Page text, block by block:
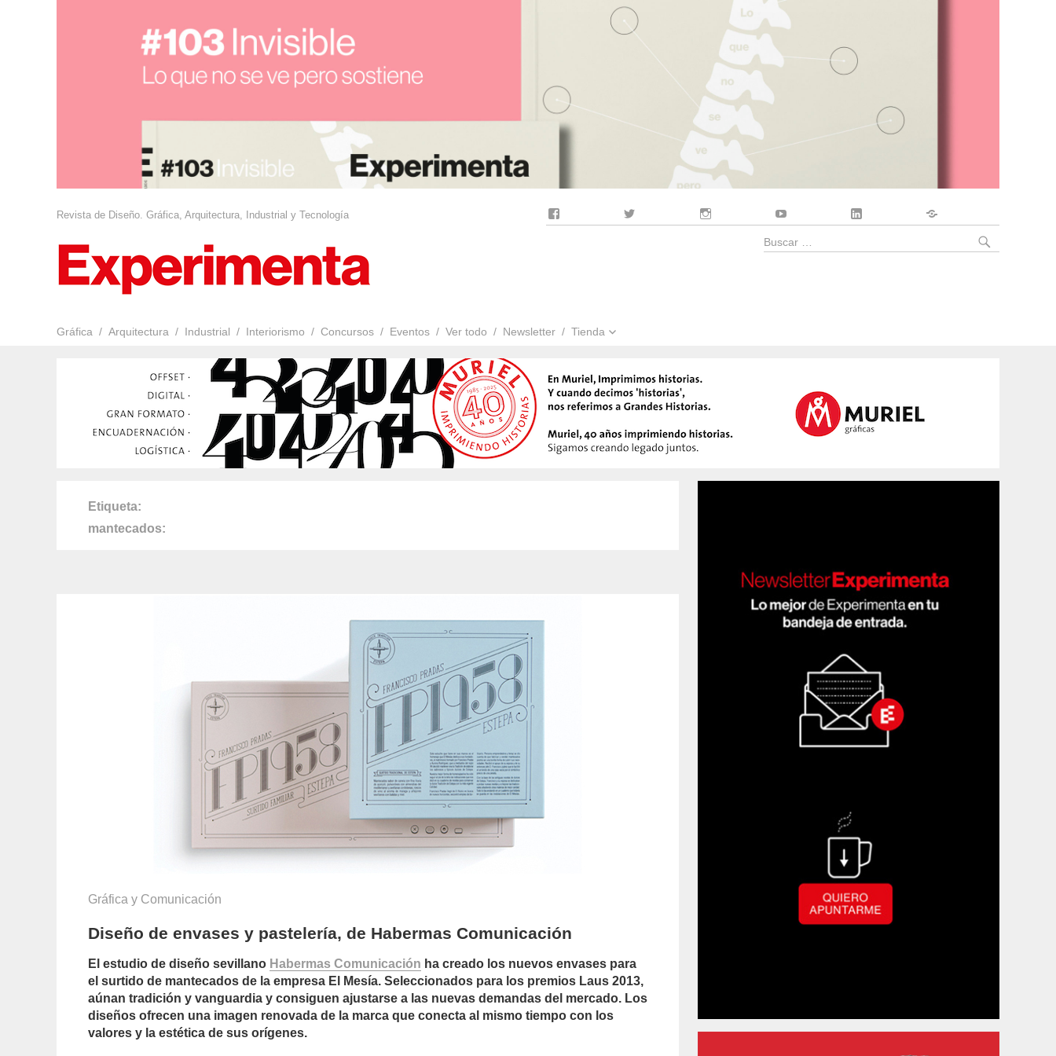
Revista de Diseño. Gráfica, Arquitectura, Industrial y Tecnología
Gráfica Arquitectura Industrial Interiorismo Concursos Eventos Ver todo Newsletter Tienda
Buscar
Etiqueta
mantecados
Gráfica y Comunicación
Diseño de envases y pastelería, de Habermas Comunicación
El estudio de diseño sevillano Habermas Comunicación ha creado los nuevos envases para
el surtido de mantecados de la empresa El Mesía. Seleccionados para los premios Laus 2013,
aúnan tradición y vanguardia y consiguen ajustarse a las nuevas demandas del mercado. Los
diseños ofrecen una imagen renovada de la marca que conecta al mismo tiempo con los
valores y la estética de sus orígenes.